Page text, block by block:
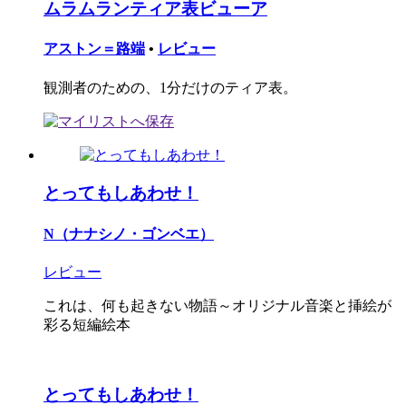
ムラムランティア表ビューア
アストン＝路端 • レビュー
観測者のための、1分だけのティア表。
とってもしあわせ！
N（ナナシノ・ゴンベエ）
レビュー
これは、何も起きない物語～オリジナル音楽と挿絵が
彩る短編絵本
とってもしあわせ！